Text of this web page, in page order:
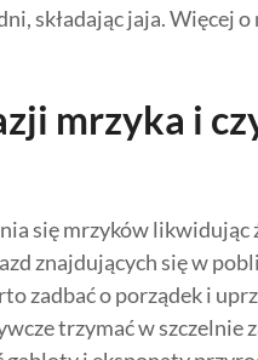
składając jaja. Więcej
mrzyka i
się mrzyków likwidując
znajdujących się w
zadbać o porządek i
trzymać w